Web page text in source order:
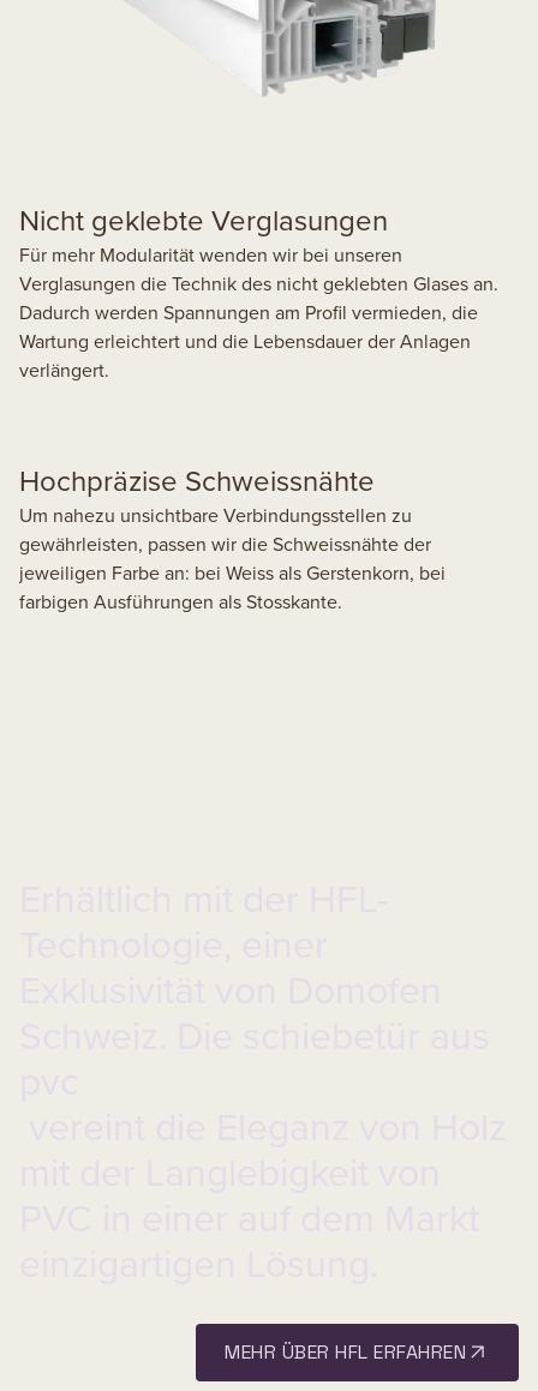
Nicht geklebte Verglasungen
Für mehr Modularität wenden wir bei unseren
Verglasungen die Technik des nicht geklebten Glases an.
Dadurch werden Spannungen am Profil vermieden, die
Wartung erleichtert und die Lebensdauer der Anlagen
verlängert.
Hochpräzise Schweissnähte
Um nahezu unsichtbare Verbindungsstellen zu
gewährleisten, passen wir die Schweissnähte der
jeweiligen Farbe an: bei Weiss als Gerstenkorn, bei
farbigen Ausführungen als Stosskante.
MEHR ÜBER HFL ERFAHREN